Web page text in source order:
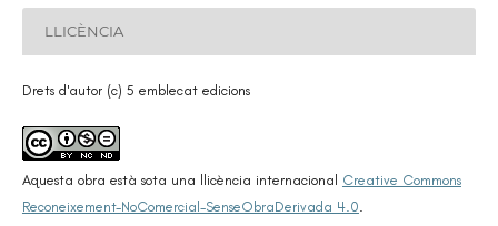
LLICÈNCIA
Drets d'autor (c) 5 emblecat edicions
Aquesta obra està sota una llicència internacional Creative Commons
Reconeixement-NoComercial-SenseObraDerivada 4.0